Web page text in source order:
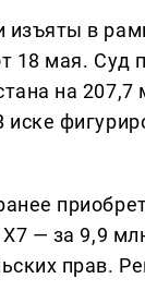
в
18 мая. Суд
на
иске
X7 — за 9,9
прав.